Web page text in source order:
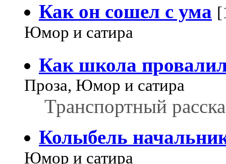
Как он сошел с ума
Юмор и сатира
Как школа
Проза, Юмор и сатира
Транспортный
Колыбель